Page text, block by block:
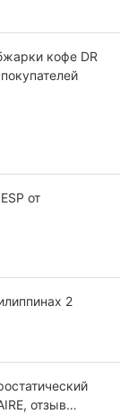
кофе DR
от
2
отзыв